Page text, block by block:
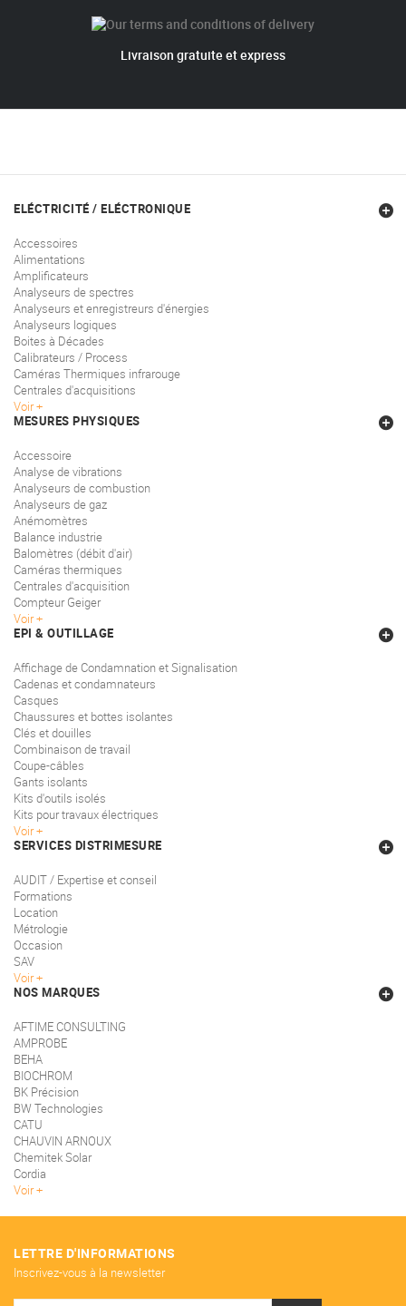
Livraison gratuite et express
ELÉCTRICITÉ / ELÉCTRONIQUE
Accessoires
Alimentations
Amplificateurs
Analyseurs de spectres
Analyseurs et enregistreurs d'énergies
Analyseurs logiques
Boites à Décades
Calibrateurs / Process
Caméras Thermiques infrarouge
Centrales d'acquisitions
Voir
MESURES PHYSIQUES
Accessoire
Analyse de vibrations
Analyseurs de combustion
Analyseurs de gaz
Anémomètres
Balance industrie
Balomètres (débit d'air)
Caméras thermiques
Centrales d'acquisition
Compteur Geiger
Voir
EPI & OUTILLAGE
Affichage de Condamnation et Signalisation
Cadenas et condamnateurs
Casques
Chaussures et bottes isolantes
Clés et douilles
Combinaison de travail
Coupe-câbles
Gants isolants
Kits d'outils isolés
Kits pour travaux électriques
Voir
SERVICES DISTRIMESURE
AUDIT / Expertise et conseil
Formations
Location
Métrologie
Occasion
SAV
Voir
NOS MARQUES
AFTIME CONSULTING
AMPROBE
BEHA
BIOCHROM
BK Précision
BW Technologies
CATU
CHAUVIN ARNOUX
Chemitek Solar
Cordia
Voir
LETTRE D'INFORMATIONS
Inscrivez-vous à la newsletter